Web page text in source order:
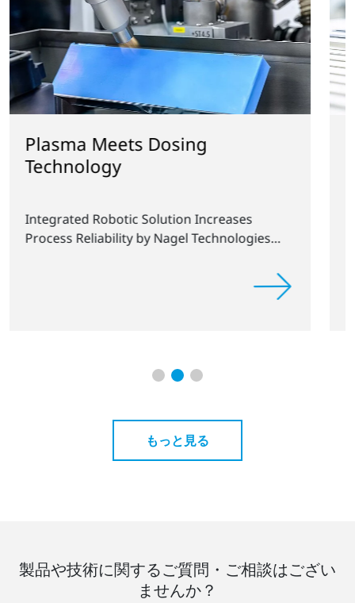
プレスリリース：プラズマ
Openair-Plasma®の表面処理による、
ープ貼りプロセスの実現
もっと見る
製品や技術に関するご質問・ご相談はござい
ませんか？